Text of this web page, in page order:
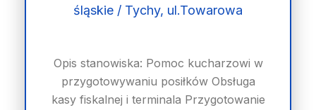
śląskie / Tychy, ul.Towarowa
Opis stanowiska: Pomoc kucharzowi w
przygotowywaniu posiłków Obsługa
kasy fiskalnej i terminala Przygotowanie